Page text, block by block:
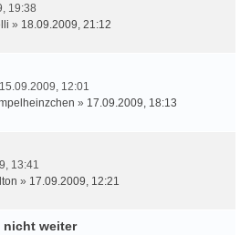
19:38
» 18.09.2009, 21:12
12:01
» 17.09.2009, 18:13
13:41
» 17.09.2009, 12:21
nicht weiter